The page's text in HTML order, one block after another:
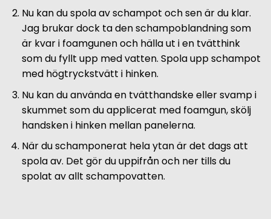
Nu kan du spola av schampot och sen är du klar.
Jag brukar dock ta den schampoblandning som
är kvar i foamgunen och hälla ut i en tvätthink
som du fyllt upp med vatten. Spola upp schampot
med högtryckstvätt i hinken.
Nu kan du använda en tvätthandske eller svamp i
skummet som du applicerat med foamgun, skölj
handsken i hinken mellan panelerna.
När du schamponerat hela ytan är det dags att
spola av. Det gör du uppifrån och ner tills du
spolat av allt schampovatten.